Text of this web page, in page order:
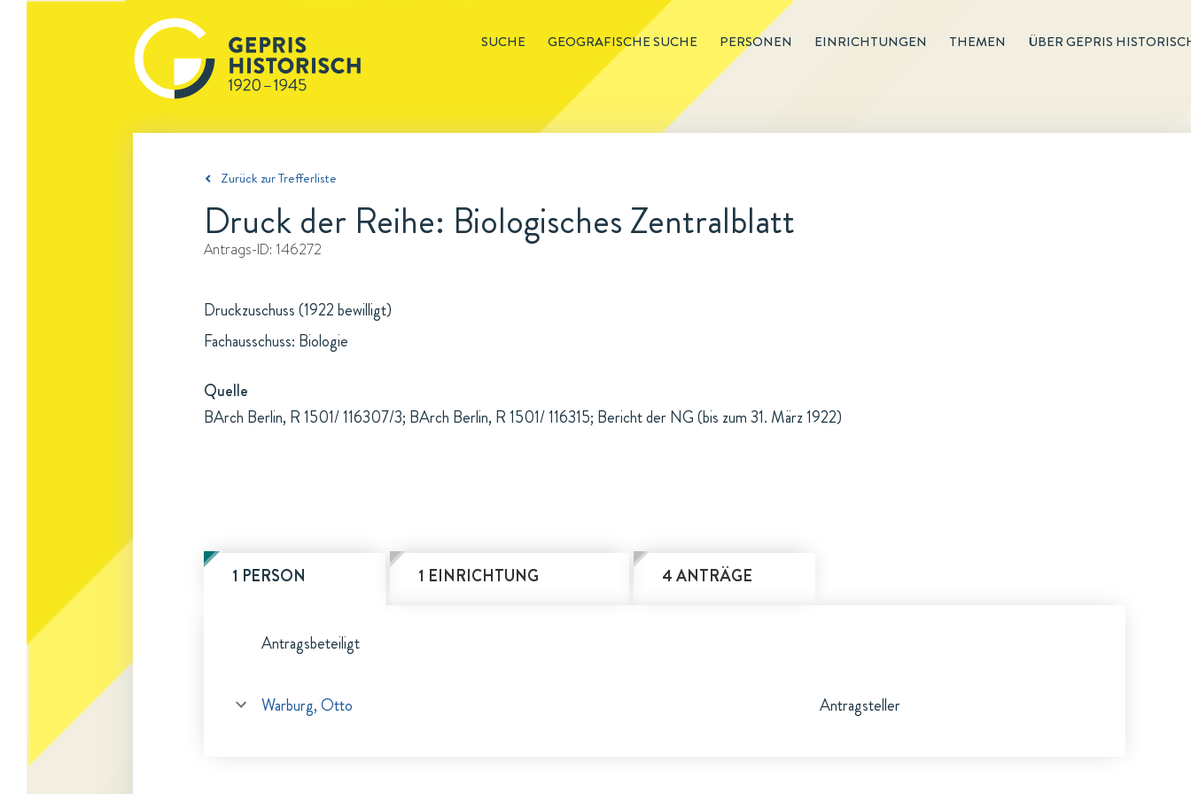
SUCHE GEOGRAFISCHE SUCHE PERSONEN EINRICHTUNGEN THEMEN ÜBER GEPRIS
Zurück zur Trefferliste
Druck der Reihe: Biologisches Zentralblatt
Antrags-ID: 146272
Druckzuschuss (1922 bewilligt)
Fachausschuss: Biologie
Quelle
BArch Berlin, R 1501/ 116307/3; BArch Berlin, R 1501/ 116315; Bericht der NG (bis zum 31. März 1922)
1 PERSON 1 EINRICHTUNG 4 ANTRÄGE
Antragsbeteiligt
Warburg, Otto Antragsteller